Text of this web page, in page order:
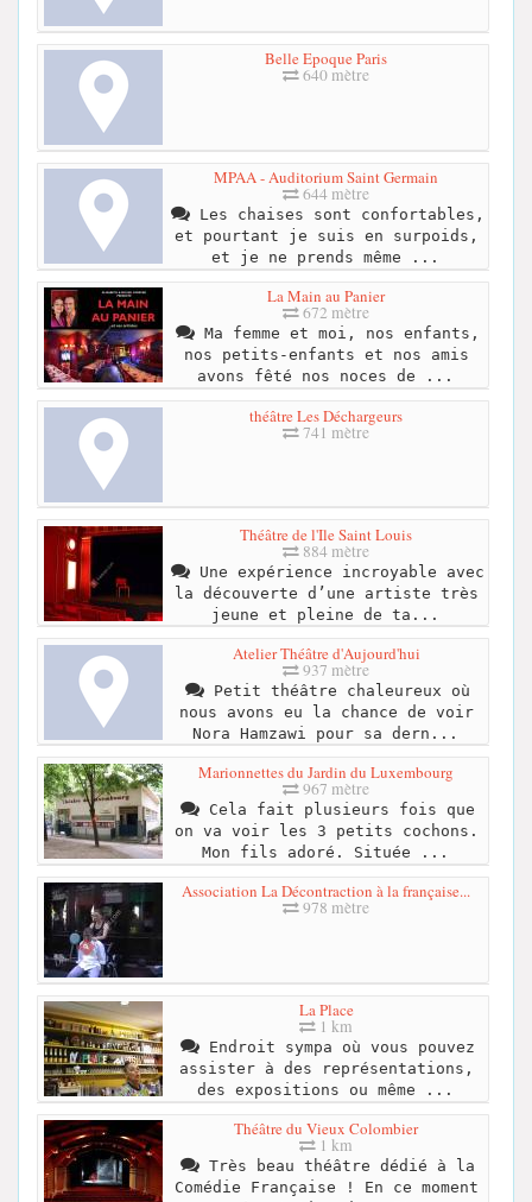
Belle Epoque Paris
640 mètre
MPAA - Auditorium Saint Germain
644 mètre
Les chaises sont confortables,
et pourtant je suis en surpoids,
et je ne prends même ...
La Main au Panier
672 mètre
Ma femme et moi, nos enfants,
nos petits-enfants et nos amis
avons fêté nos noces de ...
théâtre Les Déchargeurs
741 mètre
Théâtre de l'Ile Saint Louis
884 mètre
Une expérience incroyable avec
la découverte d’une artiste très
jeune et pleine de ta...
Atelier Théâtre d'Aujourd'hui
937 mètre
Petit théâtre chaleureux où
nous avons eu la chance de voir
Nora Hamzawi pour sa dern...
Marionnettes du Jardin du Luxembourg
967 mètre
Cela fait plusieurs fois que
on va voir les 3 petits cochons.
Mon fils adoré. Située ...
Association La Décontraction à la française...
978 mètre
La Place
1 km
Endroit sympa où vous pouvez
assister à des représentations,
des expositions ou même ...
Théâtre du Vieux Colombier
1 km
Très beau théâtre dédié à la
Comédie Française ! En ce moment